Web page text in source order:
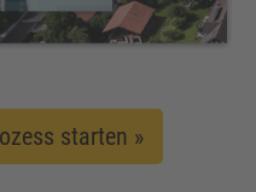
starten »